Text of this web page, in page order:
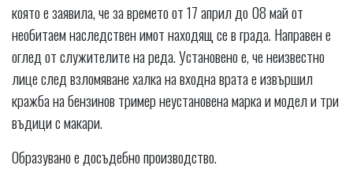
която е заявила, че за времето от 17 април до 08 май от
необитаем наследствен имот находящ се в града. Направен е
оглед от служителите на реда. Установено е, че неизвестно
лице след взломяване халка на входна врата е извършил
кражба на бензинов тример неустановена марка и модел и три
въдици с макари.
Образувано е досъдебно производство.